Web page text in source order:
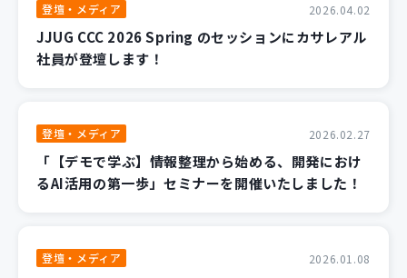
登壇・メディア 2026.04.02
JJUG CCC 2026 Spring のセッションにカサレアル
社員が登壇します！
登壇・メディア 2026.02.27
「【デモで学ぶ】情報整理から始める、開発におけ
るAI活用の第一歩」セミナーを開催いたしました！
登壇・メディア 2026.01.08